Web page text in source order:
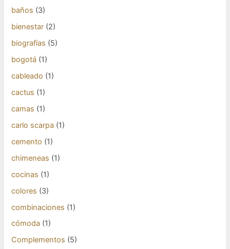
baños (3)
bienestar (2)
biografías (5)
bogotá (1)
cableado (1)
cactus (1)
camas (1)
carlo scarpa (1)
cemento (1)
chimeneas (1)
cocinas (1)
colores (3)
combinaciones (1)
cómoda (1)
Complementos (5)